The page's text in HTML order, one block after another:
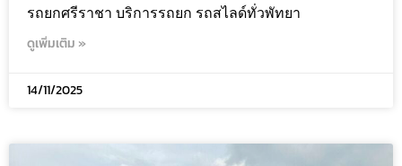
รถยกศรีราชา บริการรถยก รถสไลด์ทั่วพัทยา
ดูเพิ่มเติม »
14/11/2025